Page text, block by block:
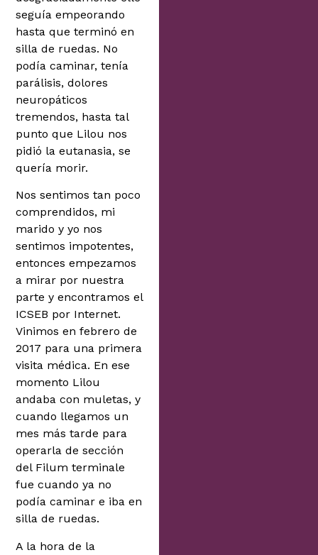
seguía empeorando
hasta que terminó en
silla de ruedas. No
podía caminar, tenía
parálisis, dolores
neuropáticos
tremendos, hasta tal
punto que Lilou nos
pidió la eutanasia, se
quería morir.
Nos sentimos tan poco
comprendidos, mi
marido y yo nos
sentimos impotentes,
entonces empezamos
a mirar por nuestra
parte y encontramos el
ICSEB por Internet.
Vinimos en febrero de
2017 para una primera
visita médica. En ese
momento Lilou
andaba con muletas, y
cuando llegamos un
mes más tarde para
operarla de sección
del Filum terminale
fue cuando ya no
podía caminar e iba en
silla de ruedas.
A la hora de la